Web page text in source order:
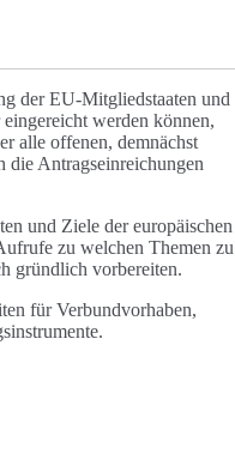
der EU-Mitgliedstaaten und
werden können,
alle offenen, demnächst
die Antragseinreichungen
und Ziele der europäischen
zu welchen Themen zu
gründlich vorbereiten.
für Verbundvorhaben,